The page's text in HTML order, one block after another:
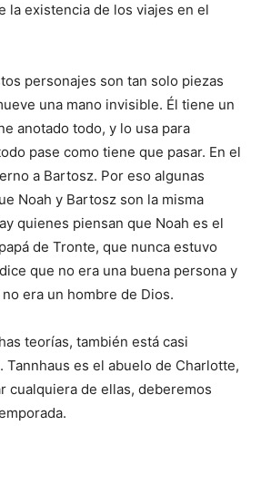
la existencia de los viajes en el
personajes son tan solo piezas
una mano invisible. Él tiene un
anotado todo, y lo usa para
pase como tiene que pasar. En el
a Bartosz. Por eso algunas
Noah y Bartosz son la misma
quienes piensan que Noah es el
de Tronte, que nunca estuvo
que no era una buena persona y
era un hombre de Dios.
teorías, también está casi
Tannhaus es el abuelo de Charlotte,
cualquiera de ellas, deberemos